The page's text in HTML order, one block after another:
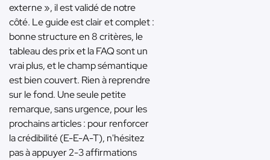
externe », il est validé de notre
côté. Le guide est clair et complet :
bonne structure en 8 critères, le
tableau des prix et la FAQ sont un
vrai plus, et le champ sémantique
est bien couvert. Rien à reprendre
sur le fond. Une seule petite
remarque, sans urgence, pour les
prochains articles : pour renforcer
la crédibilité (E-E-A-T), n'hésitez
pas à appuyer 2-3 affirmations